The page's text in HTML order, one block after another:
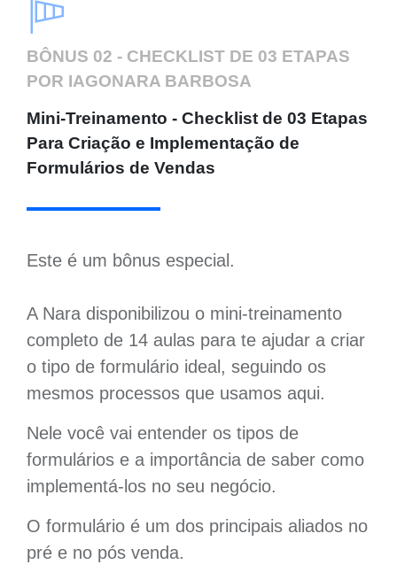
BÔNUS 02 - CHECKLIST DE 03 ETAPAS
POR IAGONARA BARBOSA
Mini-Treinamento - Checklist de 03 Etapas
Para Criação e Implementação de
Formulários de Vendas
Este é um bônus especial.
A Nara disponibilizou o mini-treinamento
completo de 14 aulas para te ajudar a criar
o tipo de formulário ideal, seguindo os
mesmos processos que usamos aqui.
Nele você vai entender os tipos de
formulários e a importância de saber como
implementá-los no seu negócio.
O formulário é um dos principais aliados no
pré e no pós venda.